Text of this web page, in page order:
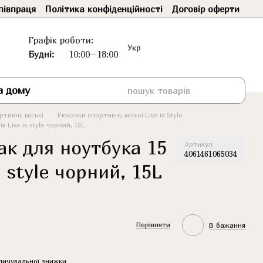
Політика конфіденційності Договір оферти
Графік роботи:
Будні:
10:00–18:00
Укр
дому
міські
Рюкзаки спортивні, міські Live in Style
Live in style чорний, 15L
для ноутбука 15
чорний, 15L
Артикул
4061461065034
Порівняти В бажання
знижки